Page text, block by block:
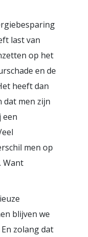
last van
op het
en de
heeft dan
dat men zijn
een
men op
Want
blijven we
zolang dat